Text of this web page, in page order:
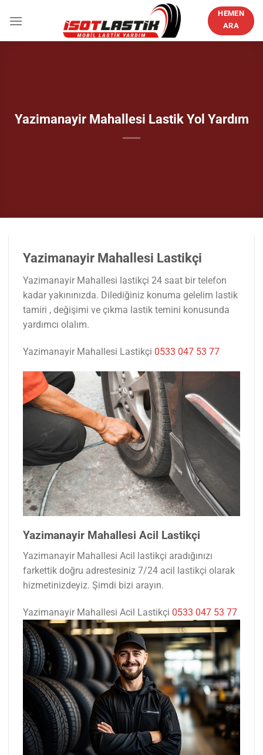
atla
HEMEN
ARA
Yazimanayir Mahallesi Lastik Yol Yardım
Yazimanayir Mahallesi Lastikçi
Yazimanayir Mahallesi lastikçi 24 saat bir telefon
kadar yakınınızda. Dilediğiniz konuma gelelim lastik
tamiri , değişimi ve çıkma lastik temini konusunda
yardımcı olalım.
Yazimanayir Mahallesi Lastikçi 0533 047 53 77
Yazimanayir Mahallesi Acil Lastikçi
Yazimanayir Mahallesi Acil lastikçi aradığınızı
farkettik doğru adrestesiniz 7/24 acil lastikçi olarak
hizmetinizdeyiz. Şimdi bizi arayın.
Yazimanayir Mahallesi Acil Lastikçi 0533 047 53 77